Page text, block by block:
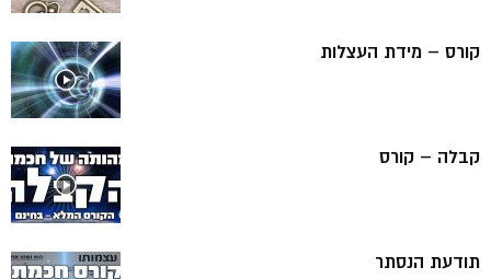
קורס – מידת העצלות
קבלה – קורס
תודעת הנסתר